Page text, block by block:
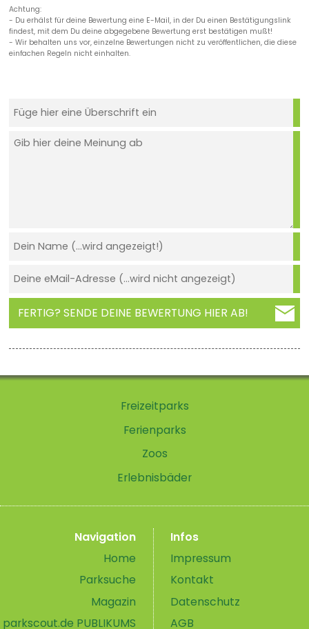
Achtung:
- Du erhälst für deine Bewertung eine E-Mail, in der Du einen Bestätigungslink
findest, mit dem Du deine abgegebene Bewertung erst bestätigen mußt!
- Wir behalten uns vor, einzelne Bewertungen nicht zu veröffentlichen, die diese
einfachen Regeln nicht einhalten.
FERTIG? SENDE DEINE BEWERTUNG HIER AB!
Freizeitparks
Ferienparks
Zoos
Erlebnisbäder
Navigation
Home
Parksuche
Magazin
parkscout.de PUBLIKUMS
Infos
Impressum
Kontakt
Datenschutz
AGB